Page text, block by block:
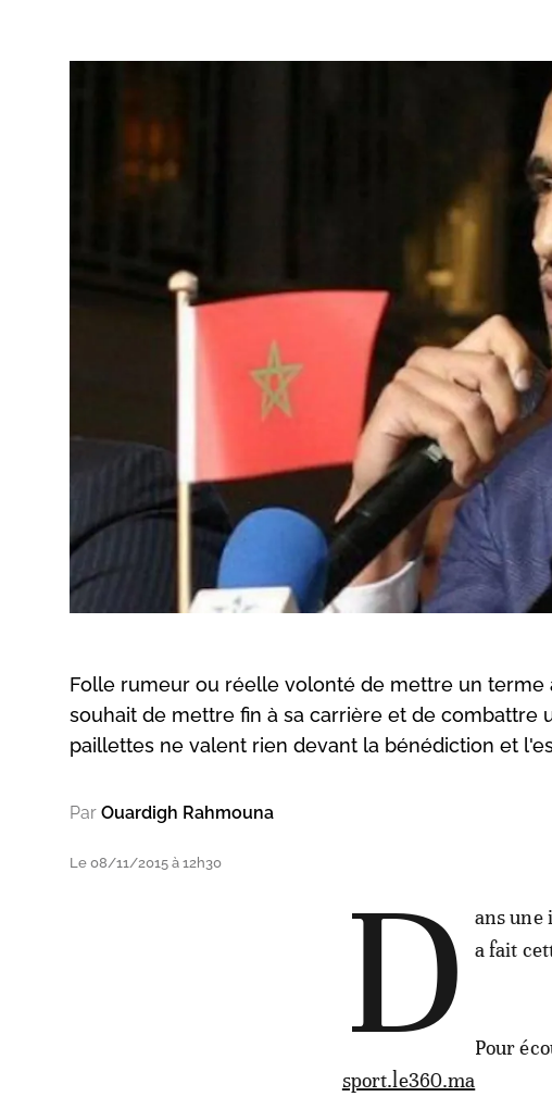
Folle rumeur ou réelle volonté de mettre un terme
souhait de mettre fin à sa carrière et de combattre
paillettes ne valent rien devant la bénédiction et
Par Ouardigh Rahmouna
Le 08/11/2015 à 12h30 D
ans une
a fait
Pour
sport.le360.ma